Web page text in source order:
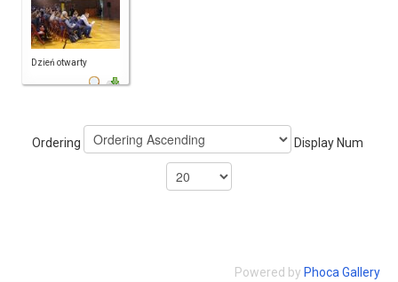
Dzień otwarty
Ordering Display Num
Powered by Phoca Gallery